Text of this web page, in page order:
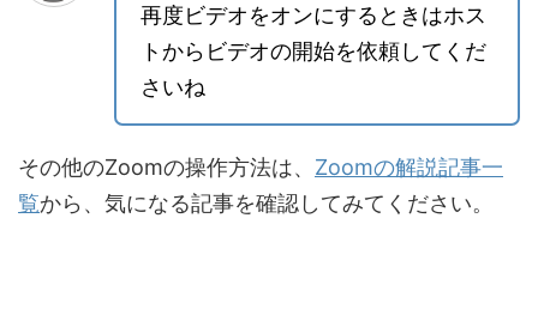
再度ビデオをオンにするときはホス
トからビデオの開始を依頼してくだ
さいね
その他のZoomの操作方法は、 Zoomの解説記事一
覧から、気になる記事を確認してみてください。